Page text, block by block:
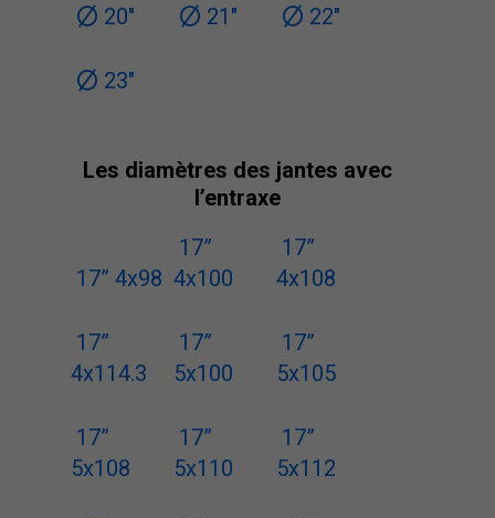
20" 21" 22"
23"
Les diamètres des jantes avec
l’entraxe
17” 4x98
17”
4x100
17”
4x108
17”
4x114.3
17”
5x100
17”
5x105
17”
5x108
17”
5x110
17”
5x112